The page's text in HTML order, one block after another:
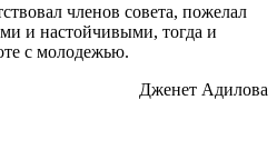
членов совета, пожелал
и настойчивыми, тогда и
с молодежью.
Дженет Адилова